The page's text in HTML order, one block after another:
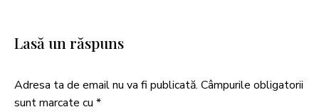
Lasă un răspuns
Adresa ta de email nu va fi publicată. Câmpurile obligatorii
sunt marcate cu *